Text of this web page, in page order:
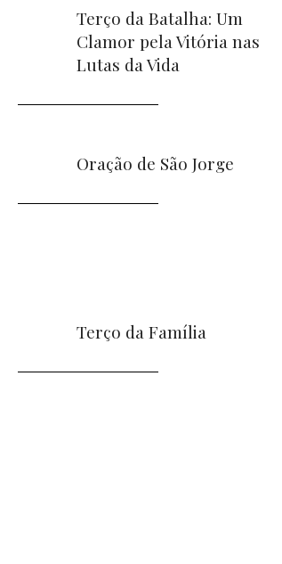
Terço da Batalha: Um
Clamor pela Vitória nas
Lutas da Vida
Oração de São Jorge
Terço da Família